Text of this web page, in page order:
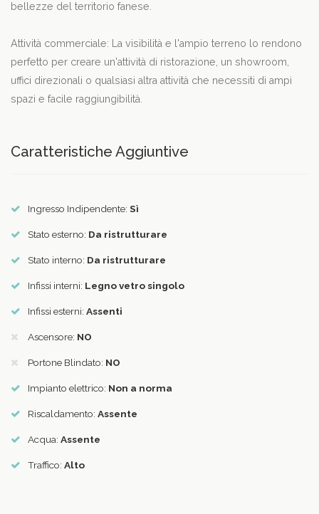
bellezze del territorio fanese.
Attività commerciale: La visibilità e l'ampio terreno lo rendono
perfetto per creare un'attività di ristorazione, un showroom,
uffici direzionali o qualsiasi altra attività che necessiti di ampi
spazi e facile raggiungibilità.
Caratteristiche Aggiuntive
Ingresso Indipendente: Sì
Stato esterno: Da ristrutturare
Stato interno: Da ristrutturare
Infissi interni: Legno vetro singolo
Infissi esterni: Assenti
Ascensore: NO
Portone Blindato: NO
Impianto elettrico: Non a norma
Riscaldamento: Assente
Acqua: Assente
Traffico: Alto